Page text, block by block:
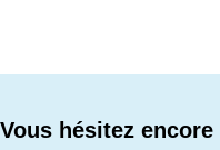
Vous hésitez encore